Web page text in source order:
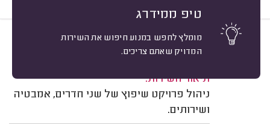
טיפ ממידרג
מומלץ לחפש במנוע חיפוש את השירות
המדויק שאתם צריכים.
אסתר גרוסברד, בני ברק.
משוב: 06/01/2025
תיאור השירות:
ניהול פרויקט שיפוץ של שני חדרים, אמבטיה
ושירותים.
10